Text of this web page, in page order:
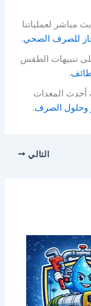
مباشر لعملياتنا
للصرف الصحي.
تنبيهات الطقس
.
أحدث المعدات
وحلول الصرف.
التالي